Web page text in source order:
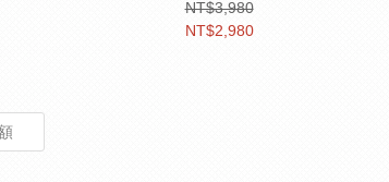
長夾(4色)
NT$3,980
NT$2,980